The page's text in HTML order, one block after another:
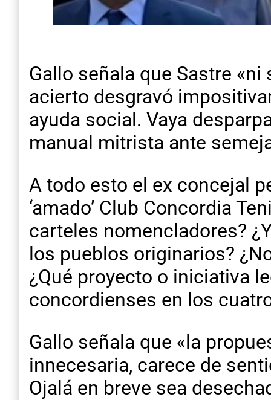
Gallo señala que Sastre
acierto desgravó
ayuda social. Vaya
manual mitrista ante
A todo esto el ex concejal
‘amado’ Club Concordia
carteles nomencladores?
los pueblos originarios?
¿Qué proyecto o iniciativa
concordienses en los
Gallo señala que «la
innecesaria, carece de
Ojalá en breve sea